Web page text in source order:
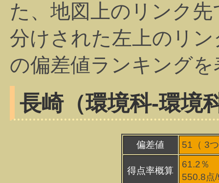
た、地図上のリンク
分けされた左上のリ
の偏差値ランキング
長崎（環境科-環境
偏差値 51（ 3
得点率概算
61.2％
550.8点